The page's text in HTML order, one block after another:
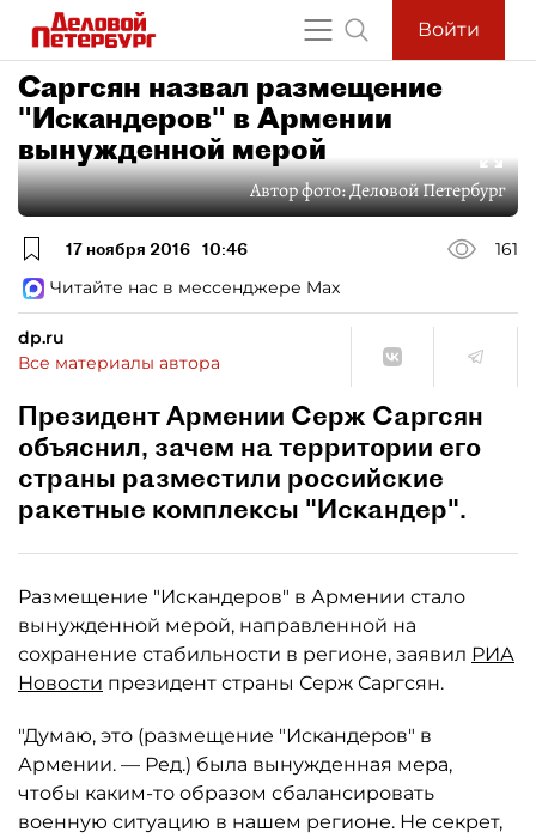
Войти
Саргсян назвал размещение
"Искандеров" в Армении
вынужденной мерой
Автор фото:Деловой Петербург
17 ноября 2016 10:46
161
Читайте нас в мессенджере Max
dp.ru
Все материалы автора
Президент Армении Серж Саргсян
объяснил, зачем на территории его
страны разместили российские
ракетные комплексы "Искандер".
Размещение "Искандеров" в Армении стало
вынужденной мерой, направленной на
сохранение стабильности в регионе, заявил РИА
Новости президент страны Серж Саргсян.
"Думаю, это (размещение "Искандеров" в
Армении. — Ред.) была вынужденная мера,
чтобы каким-то образом сбалансировать
военную ситуацию в нашем регионе. Не секрет,